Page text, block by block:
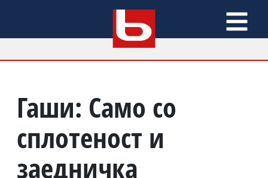
Гаши: Само со
сплотеност и
заедничка